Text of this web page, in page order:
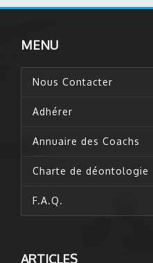
MENU
Nous Contacter
Adhérer
Annuaire des Coachs
Charte de déontologie
F.A.Q.
ARTICLES